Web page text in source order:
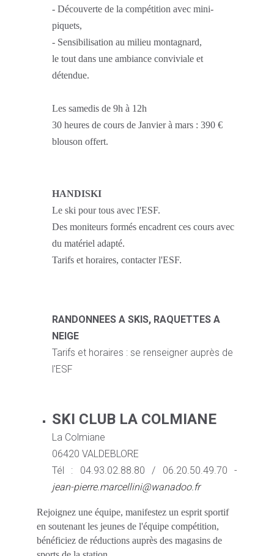
- Découverte de la compétition avec mini-
piquets,
- Sensibilisation au milieu montagnard,
le tout dans une ambiance conviviale et
détendue.
Les samedis de 9h à 12h
30 heures de cours de Janvier à mars : 390 €
blouson offert.
HANDISKI
Le ski pour tous avec l'ESF.
Des moniteurs formés encadrent ces cours avec
du matériel adapté.
Tarifs et horaires, contacter l'ESF.
RANDONNEES A SKIS, RAQUETTES A
NEIGE
Tarifs et horaires : se renseigner auprès de
l'ESF
SKI CLUB LA COLMIANE
La Colmiane
06420 VALDEBLORE
Tél : 04.93.02.88.80 / 06.20.50.49.70 -
jean-pierre.marcellini@wanadoo.fr
Rejoignez une équipe, manifestez un esprit sportif
en soutenant les jeunes de l'équipe compétition,
bénéficiez de réductions auprès des magasins de